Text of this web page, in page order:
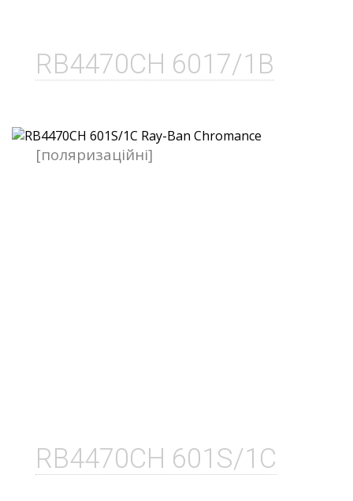
RB4470CH 6017/1B
RB4470CH 601S/1C
[поляризаційні]